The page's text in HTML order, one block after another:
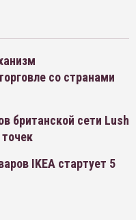
со странами
британской сети Lush
IKEA стартует 5